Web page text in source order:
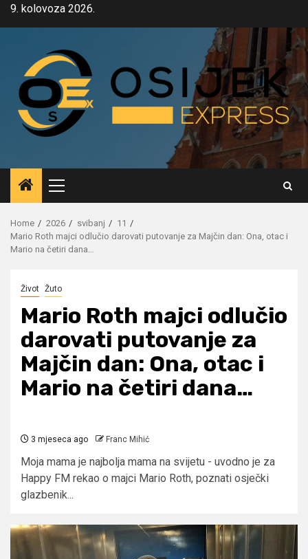
Skip9. kolovoza 2026.
Primary
Menu
Home 2026 svibanj
11
Mario Roth majci odlučio darovati putovanje za Majčin dan: Ona, otac i
Mario na četiri dana…
Život Žuto
Mario Roth majci odlučio
darovati putovanje za
Majčin dan: Ona, otac i
Mario na četiri dana…
3 mjeseca ago Franc Mihić
Moja mama je najbolja mama na svijetu - uvodno je za
Happy FM rekao o majci Mario Roth, poznati osječki
glazbenik...